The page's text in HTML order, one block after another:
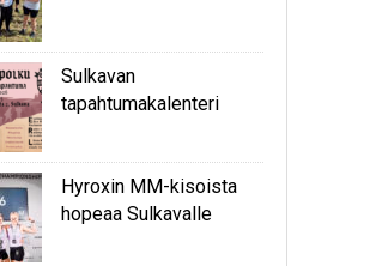
Sulkavan
tapahtumakalenteri
Hyroxin MM-kisoista
hopeaa Sulkavalle